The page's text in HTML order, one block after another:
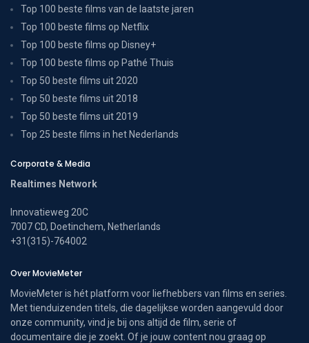
Top 100 beste films van de laatste jaren
Top 100 beste films op Netflix
Top 100 beste films op Disney+
Top 100 beste films op Pathé Thuis
Top 50 beste films uit 2020
Top 50 beste films uit 2018
Top 50 beste films uit 2019
Top 25 beste films in het Nederlands
Corporate & Media
Realtimes Network
Innovatieweg 20C
7007 CD, Doetinchem, Netherlands
+31(315)-764002
Over MovieMeter
MovieMeter is hét platform voor liefhebbers van films en series.
Met tienduizenden titels, die dagelijkse worden aangevuld door
onze community, vind je bij ons altijd de film, serie of
documentaire die je zoekt. Of je jouw content nou graag op